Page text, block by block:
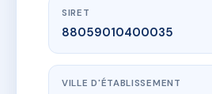
SIRET
88059010400035
VILLE D'ÉTABLISSEMENT